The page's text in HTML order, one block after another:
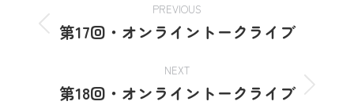
PREVIOUS
第17回・オンライントークライブ
NEXT
第18回・オンライントークライブ